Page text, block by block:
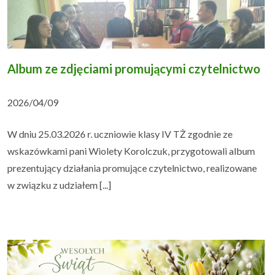
Album ze zdjęciami promującymi czytelnictwo
2026/04/09
W dniu 25.03.2026 r. uczniowie klasy IV TŻ zgodnie ze
wskazówkami pani Wiolety Korolczuk, przygotowali album
prezentujący działania promujące czytelnictwo, realizowane
w związku z udziałem [...]